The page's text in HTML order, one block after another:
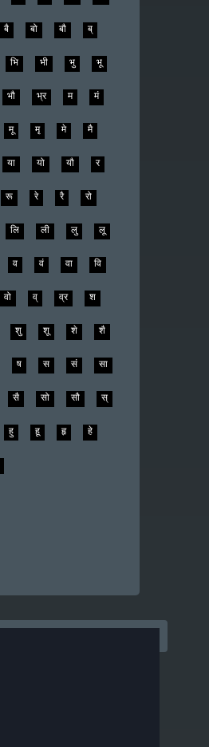
बै बो बौ ब्
भि भी भु भू
भौ भ्र म मं
मू मृ मे मै
या यो यौ र
रू रे रै रो
लि ली लु लू
व वं वा वि
वो व् व्र श
शु शू शे शै
ष स सं सा
सै सो सौ स्
हु हू हृ हे